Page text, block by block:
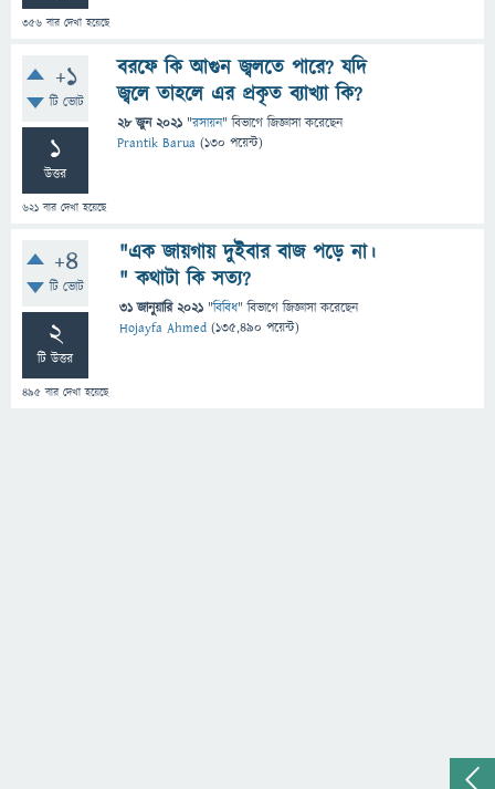
356 বার দেখা হয়েছে
+1
টি ভোট
1
উত্তর
621 বার দেখা হয়েছে
বরফে কি আগুন জ্বলতে পারে? যদি
জ্বলে তাহলে এর প্রকৃত ব্যাখ্যা কি?
28 জুন 2021 "রসায়ন" বিভাগে জিজ্ঞাসাকরেছেন
Prantik Barua (130 পয়েন্ট)
+4
টি ভোট
2
টি উত্তর
495 বার দেখা হয়েছে
"এক জায়গায় দুইবার বাজ পড়ে না।
" কথাটা কি সত্য?
31 জানুয়ারি 2021 "বিবিধ" বিভাগে জিজ্ঞাসাকরেছেন
Hojayfa Ahmed (135,490 পয়েন্ট)